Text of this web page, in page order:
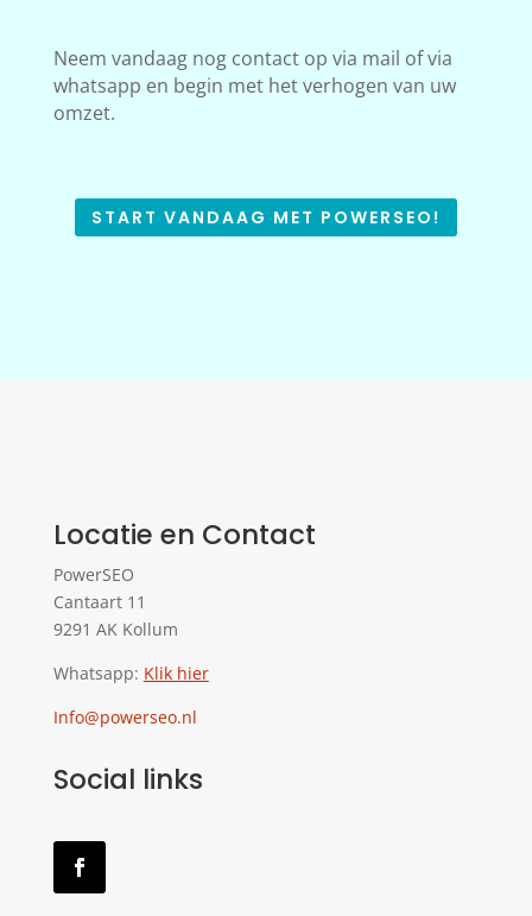
Neem vandaag nog contact op via mail of via
whatsapp en begin met het verhogen van uw
omzet.
START VANDAAG MET POWERSEO!
Locatie en Contact
PowerSEO
Cantaart 11
9291 AK Kollum
Whatsapp: Klik hier
Info@powerseo.nl
Social links